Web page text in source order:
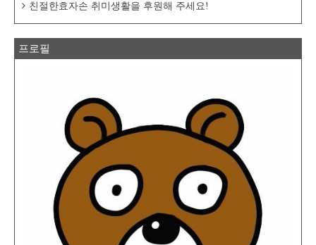
친절한효자손 취미생활을 후원해 주세요!
프로필